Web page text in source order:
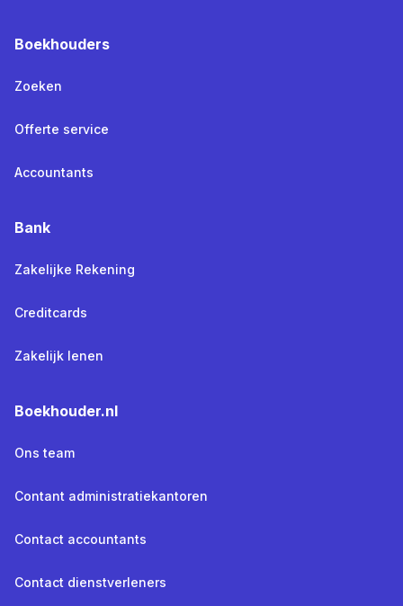
Boekhouders
Zoeken
Offerte service
Accountants
Bank
Zakelijke Rekening
Creditcards
Zakelijk lenen
Boekhouder.nl
Ons team
Contant administratiekantoren
Contact accountants
Contact dienstverleners